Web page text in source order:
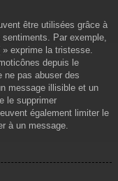
être utilisées grâce à
Par exemple,
exprime la tristesse.
depuis le
ne pas abuser des
message illisible et un
le supprimer
également limiter le
à un message.